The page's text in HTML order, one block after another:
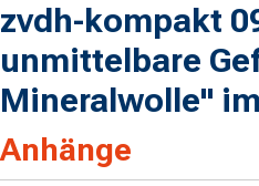
zvdh-kompakt
unmittelbare
Mineralwolle"
Anhänge